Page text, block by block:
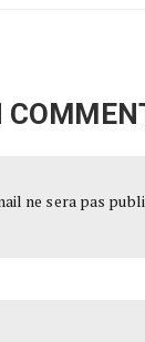
ne sera pas